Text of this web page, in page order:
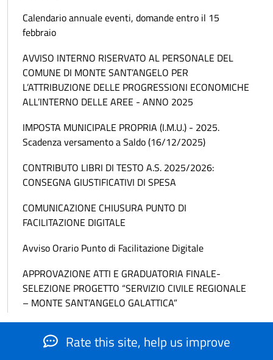
Calendario annuale eventi, domande entro il 15
febbraio
AVVISO INTERNO RISERVATO AL PERSONALE DEL
COMUNE DI MONTE SANT’ANGELO PER
L’ATTRIBUZIONE DELLE PROGRESSIONI ECONOMICHE
ALL’INTERNO DELLE AREE - ANNO 2025
IMPOSTA MUNICIPALE PROPRIA (I.M.U.) - 2025.
Scadenza versamento a Saldo (16/12/2025)
CONTRIBUTO LIBRI DI TESTO A.S. 2025/2026:
CONSEGNA GIUSTIFICATIVI DI SPESA
COMUNICAZIONE CHIUSURA PUNTO DI
FACILITAZIONE DIGITALE
Avviso Orario Punto di Facilitazione Digitale
APPROVAZIONE ATTI E GRADUATORIA FINALE-
SELEZIONE PROGETTO “SERVIZIO CIVILE REGIONALE
– MONTE SANT’ANGELO GALATTICA”
Rate this site, help us improve